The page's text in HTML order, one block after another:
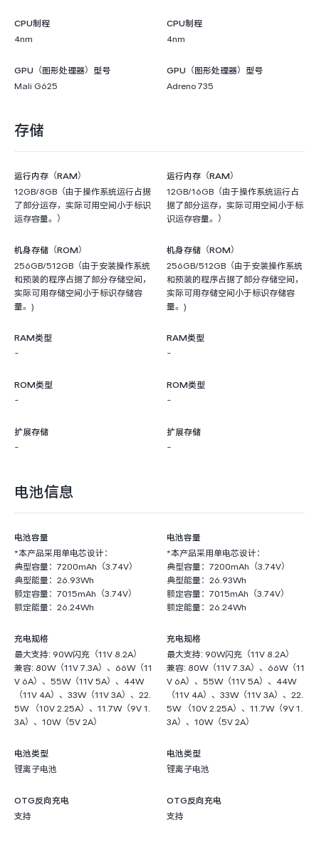
CPU制程
4nm
CPU制程
4nm
GPU（图形处理器）型号
Mali G625
GPU（图形处理器）型号
Adreno 735
存储
运行内存（RAM）
12GB/8GB（由于操作系统运行占据
了部分运存，实际可用空间小于标识
运存容量。）
运行内存（RAM）
12GB/16GB（由于操作系统运行占
据了部分运存，实际可用空间小于标
识运存容量。）
机身存储（ROM）
256GB/512GB（由于安装操作系统
和预装的程序占据了部分存储空间，
实际可用存储空间小于标识存储容
量。)
机身存储（ROM）
256GB/512GB（由于安装操作系统
和预装的程序占据了部分存储空间，
实际可用存储空间小于标识存储容
量。)
RAM类型
-
RAM类型
-
ROM类型
-
ROM类型
-
扩展存储
-
扩展存储
-
电池信息
电池容量
*本产品采用单电芯设计：
典型容量：7200mAh（3.74V）
典型能量：26.93Wh
额定容量：7015mAh（3.74V）
额定能量：26.24Wh
电池容量
*本产品采用单电芯设计：
典型容量：7200mAh（3.74V）
典型能量：26.93Wh
额定容量：7015mAh（3.74V）
额定能量：26.24Wh
充电规格
最大支持: 90W闪充（11V 8.2A）
兼容: 80W（11V 7.3A）、66W（11
V 6A）、55W（11V 5A）、44W
（11V 4A）、33W（11V 3A）、22.
5W （10V 2.25A）、11.7W（9V 1.
3A）、10W（5V 2A）
充电规格
最大支持: 90W闪充（11V 8.2A）
兼容: 80W（11V 7.3A）、66W（11
V 6A）、55W（11V 5A）、44W
（11V 4A）、33W（11V 3A）、22.
5W （10V 2.25A）、11.7W（9V 1.
3A）、10W（5V 2A）
电池类型
锂离子电池
电池类型
锂离子电池
OTG反向充电
支持
OTG反向充电
支持